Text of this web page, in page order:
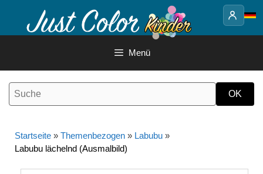
Inhalt
Menü
Startseite » Themenbezogen » Labubu »
Labubu lächelnd (Ausmalbild)